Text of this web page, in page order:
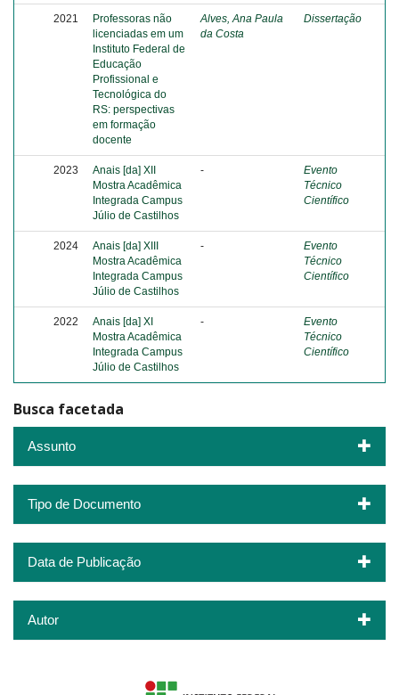
2021
Professoras não
licenciadas em um
Instituto Federal de
Educação
Profissional e
Tecnológica do
RS: perspectivas
em formação
docente
Alves, Ana Paula
da Costa
Dissertação
2023
Anais [da] XII
Mostra Acadêmica
Integrada Campus
Júlio de Castilhos
-
Evento
Técnico
Científico
2024
Anais [da] XIII
Mostra Acadêmica
Integrada Campus
Júlio de Castilhos
-
Evento
Técnico
Científico
2022
Anais [da] XI
Mostra Acadêmica
Integrada Campus
Júlio de Castilhos
-
Evento
Técnico
Científico
Busca facetada
Assunto
Tipo de Documento
Data de Publicação
Autor